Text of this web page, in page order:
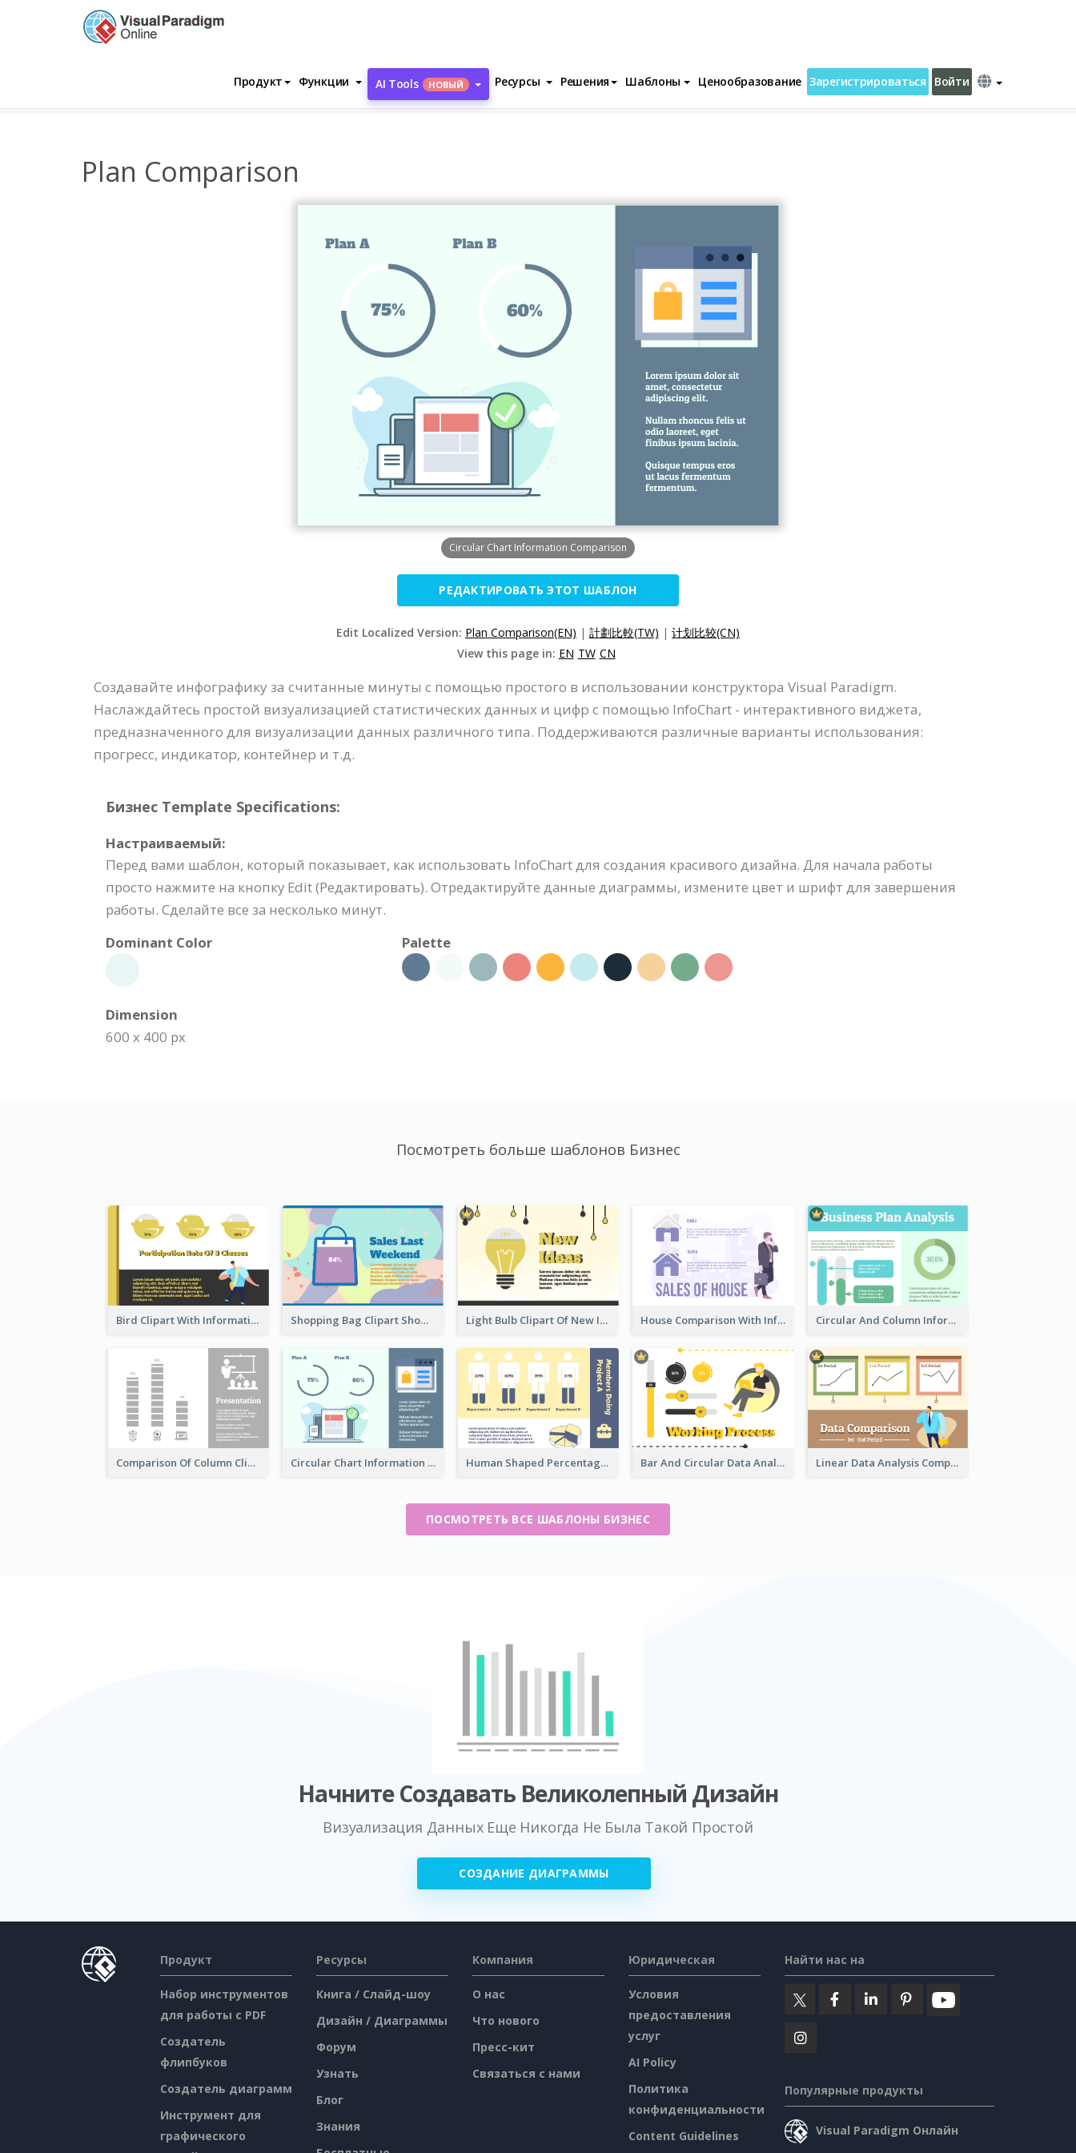
Продукт Функции AI Tools НОВЫЙ Ресурсы Решения Шаблоны Ценообразование Зарегистрироваться
Войти
Plan Comparison
Plan Comparison
Circular Chart Information Comparison
РЕДАКТИРОВАТЬ ЭТОТ ШАБЛОН
Edit Localized Version: Plan Comparison(EN) | 計劃比較(TW) | 计划比较(CN)
View this page in: EN TW CN
Создавайте инфографику за считанные минуты с помощью простого в использовании конструктора Visual Paradigm.
Наслаждайтесь простой визуализацией статистических данных и цифр с помощью InfoChart - интерактивного виджета,
предназначенного для визуализации данных различного типа. Поддерживаются различные варианты использования:
прогресс, индикатор, контейнер и т.д.
Бизнес Template Specifications:
Настраиваемый:
Перед вами шаблон, который показывает, как использовать InfoChart для создания красивого дизайна. Для начала работы
просто нажмите на кнопку Edit (Редактировать). Отредактируйте данные диаграммы, измените цвет и шрифт для завершения
работы. Сделайте все за несколько минут.
Dominant Color
Palette
Dimension
600 x 400 px
Посмотреть больше шаблонов Бизнес
Bird Clipart With Information Shopping Bag Clipart Showing Percentage Light Bulb Clipart Of New Ideas House Comparison With Information Circular And Column Information
Comparison Of Column Clipart Circular Chart Information Comparison Human Shaped Percentage Bar And Circular Data Analysis Linear Data Analysis Comparison
ПОСМОТРЕТЬ ВСЕ ШАБЛОНЫ БИЗНЕС
Начните Создавать Великолепный Дизайн
Визуализация Данных Еще Никогда Не Была Такой Простой
СОЗДАНИЕ ДИАГРАММЫ
Продукт
Набор инструментов
для работы с PDF
Создатель
флипбуков
Создатель диаграмм
Инструмент для
графического
Ресурсы
Книга / Слайд-шоу
Дизайн / Диаграммы
Форум
Узнать
Блог
Знания
Компания
О нас
Что нового
Пресс-кит
Связаться с нами
Юридическая
Условия
предоставления
услуг
AI Policy
Политика
конфиденциальности
Content Guidelines
Найти нас на
Популярные продукты
Visual Paradigm Онлайн